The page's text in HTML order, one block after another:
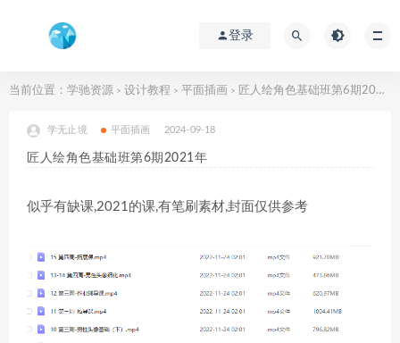
登录
当前位置： 学驰资源 > 设计教程 > 平面插画 > 匠人绘角色基础班第6期2021年
学无止境 平面插画 2024-09-18
匠人绘角色基础班第6期2021年
似乎有缺课,2021的课,有笔刷素材,封面仅供参考